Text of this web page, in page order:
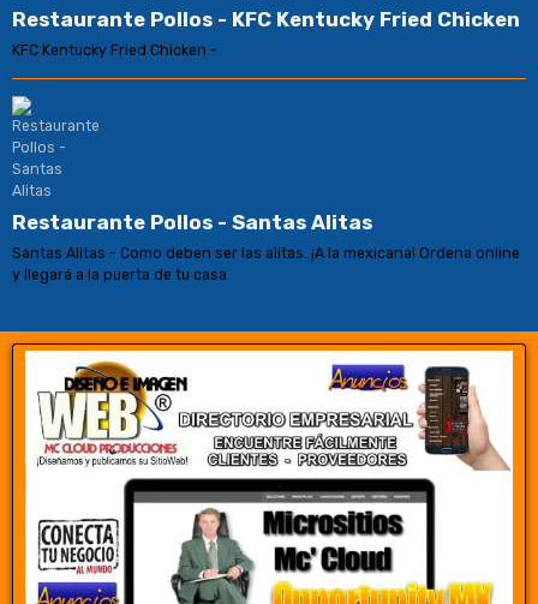
Restaurante Pollos - KFC Kentucky Fried Chicken
KFC Kentucky Fried Chicken -
Restaurante Pollos - Santas Alitas
Santas Alitas - Como deben ser las alitas. ¡A la mexicana! Ordena online
y llegará a la puerta de tu casa